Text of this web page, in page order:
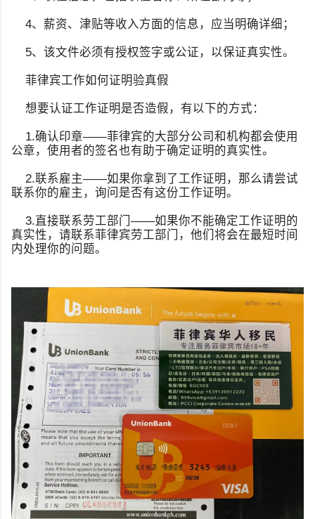
4、薪资、津贴等收入方面的信息，应当明确详细；
5、该文件必须有授权签字或公证，以保证真实性。
菲律宾工作如何证明验真假
想要认证工作证明是否造假，有以下的方式：
1.确认印章——菲律宾的大部分公司和机构都会使用
公章，使用者的签名也有助于确定证明的真实性。
2.联系雇主——如果你拿到了工作证明，那么请尝试
联系你的雇主，询问是否有这份工作证明。
3.直接联系劳工部门——如果你不能确定工作证明的
真实性，请联系菲律宾劳工部门，他们将会在最短时间
内处理你的问题。